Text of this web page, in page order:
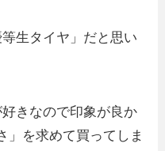
生タイヤ」だと思い
きなので印象が良か
」を求めて買ってしま